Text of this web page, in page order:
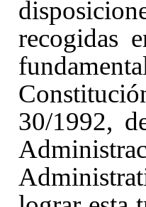
recogidas
30/1992,